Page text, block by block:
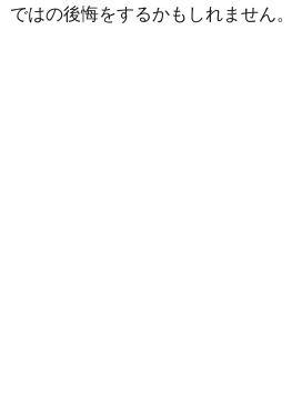
ではの後悔をするかもしれません。